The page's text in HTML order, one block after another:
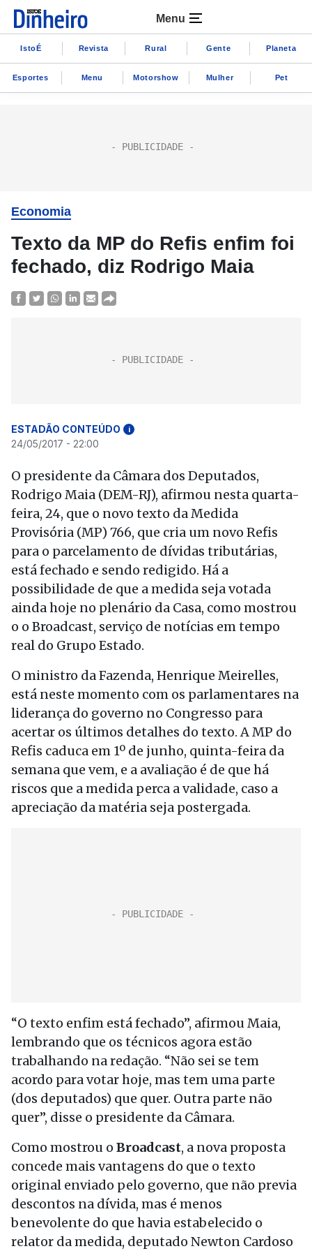
Menu
IstoÉ Revista Rural Gente Planeta
Esportes Menu Motorshow Mulher Pet
Economia
Texto da MP do Refis enfim foi
fechado, diz Rodrigo Maia
ESTADÃO CONTEÚDO i
24/05/2017 - 22:00
O presidente da Câmara dos Deputados,
Rodrigo Maia (DEM-RJ), afirmou nesta quarta-
feira, 24, que o novo texto da Medida
Provisória (MP) 766, que cria um novo Refis
para o parcelamento de dívidas tributárias,
está fechado e sendo redigido. Há a
possibilidade de que a medida seja votada
ainda hoje no plenário da Casa, como mostrou
o o Broadcast, serviço de notícias em tempo
real do Grupo Estado.
O ministro da Fazenda, Henrique Meirelles,
está neste momento com os parlamentares na
liderança do governo no Congresso para
acertar os últimos detalhes do texto. A MP do
Refis caduca em 1º de junho, quinta-feira da
semana que vem, e a avaliação é de que há
riscos que a medida perca a validade, caso a
apreciação da matéria seja postergada.
“O texto enfim está fechado”, afirmou Maia,
lembrando que os técnicos agora estão
trabalhando na redação. “Não sei se tem
acordo para votar hoje, mas tem uma parte
(dos deputados) que quer. Outra parte não
quer”, disse o presidente da Câmara.
Como mostrou o Broadcast, a nova proposta
concede mais vantagens do que o texto
original enviado pelo governo, que não previa
descontos na dívida, mas é menos
benevolente do que havia estabelecido o
relator da medida, deputado Newton Cardoso